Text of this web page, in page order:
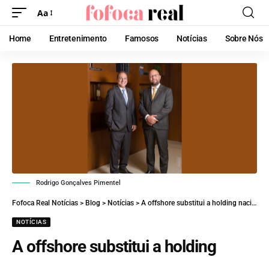
Aa
Home Entretenimento Famosos Notícias Sobre Nós
Rodrigo Gonçalves Pimentel
Fofoca Real Notícias > Blog > Notícias > A offshore substitui a holding nacional? Entenda com Rodrigo Pimentel Advogado, o papel de cada estrutura
NOTÍCIAS
A offshore substitui a holding